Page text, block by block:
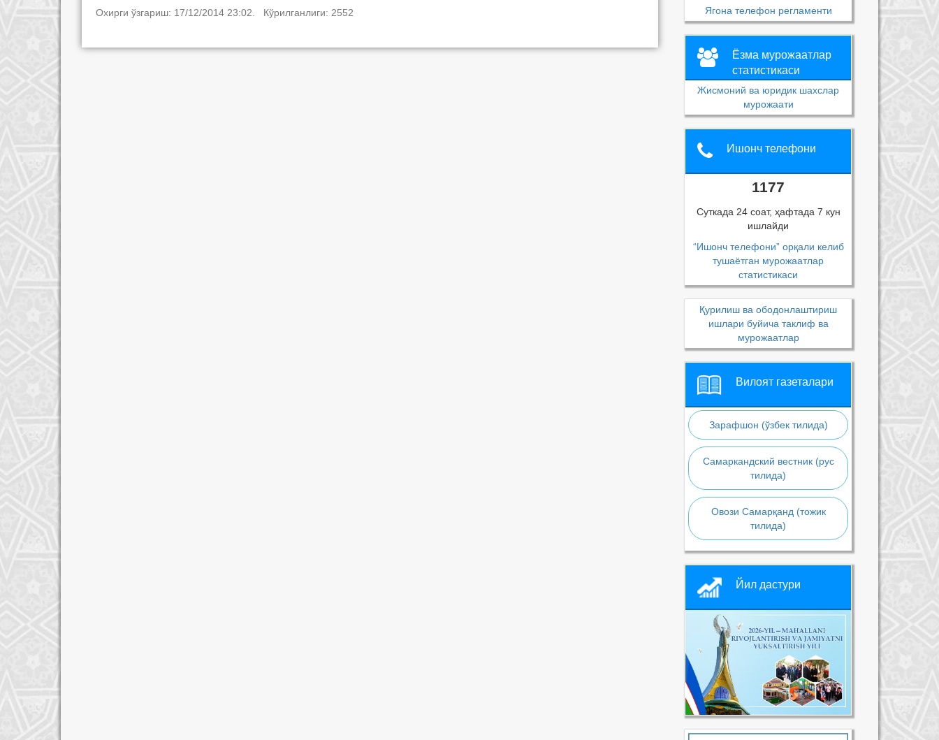
Охирги ўзгариш: 17/12/2014 23:02. Кўрилганлиги: 2552 Ягона телефон регламенти
Ёзма мурожаатлар
статистикаси
Жисмоний ва юридик шахслар
мурожаати
Ишонч телефони
1177
Суткада 24 соат, ҳафтада 7 кун
ишлайди
“Ишонч телефони” орқали келиб
тушаётган мурожаатлар
статистикаси
Қурилиш ва ободонлаштириш
ишлари буйича таклиф ва
мурожаатлар
Вилоят газеталари
Зарафшон (ўзбек тилида)
Самаркандский вестник (рус
тилида)
Овози Самарқанд (тожик
тилида)
Йил дастури